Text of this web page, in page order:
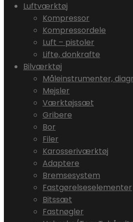
Luftværktøj
Kompressor
Kompressordele
Luft – pistoler
Lifte, donkrafte
Bilværktøj
Måleinstrumenter,
Mejsler
Værktøjssæt
Gribere
Bor
Filer
Karosseriværktøj
Adaptere
Bremsesystem
Fastgørelseselementer
Bitssæt
Fastnøgler